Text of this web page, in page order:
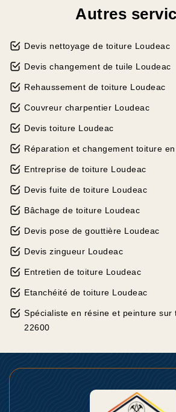
Autres
Devis nettoyage de toiture Loudeac
Devis changement de tuile Loudeac
Rehaussement de toiture Loudeac
Couvreur charpentier Loudeac
Devis toiture Loudeac
Réparation et changement toiture
Entreprise de toiture Loudeac
Devis fuite de toiture Loudeac
Bâchage de toiture Loudeac
Devis pose de gouttière Loudeac
Devis zingueur Loudeac
Entretien de toiture Loudeac
Etanchéité de toiture Loudeac
Spécialiste en résine et peinture sur
22600